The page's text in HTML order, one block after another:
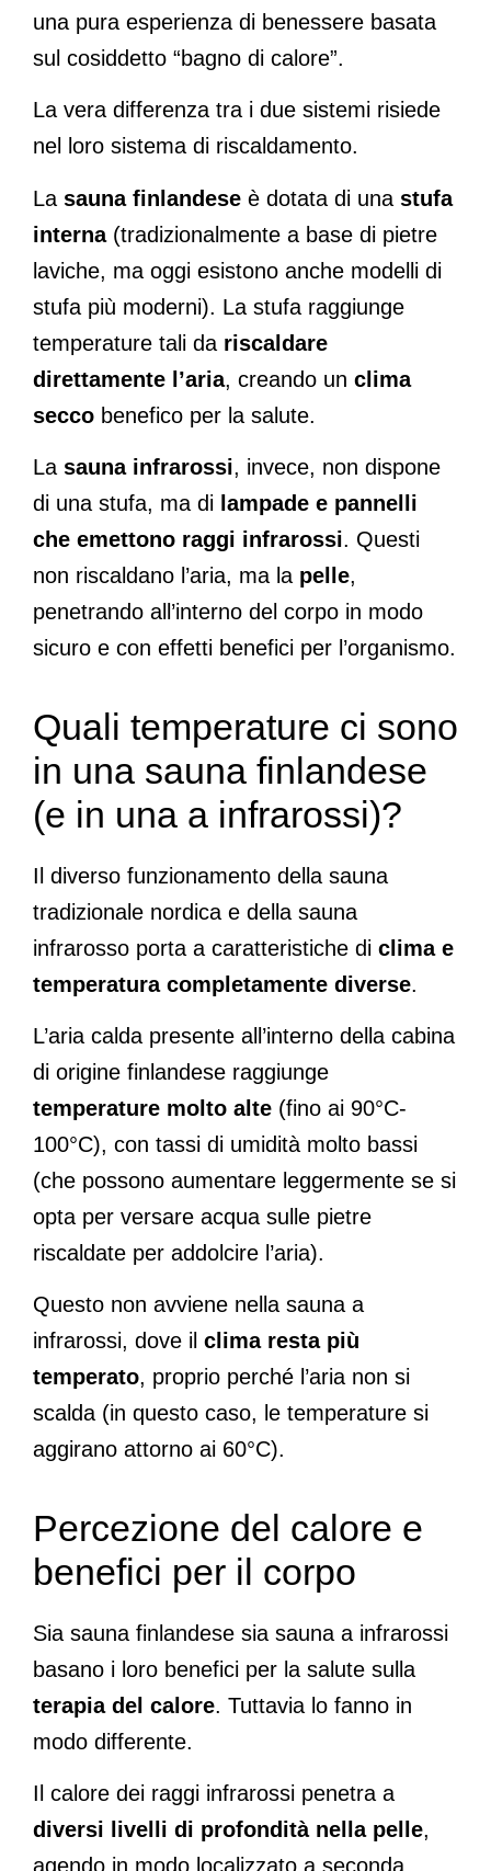
una pura esperienza di benessere basata
sul cosiddetto “bagno di calore”.
La vera differenza tra i due sistemi risiede
nel loro sistema di riscaldamento.
La sauna finlandese è dotata di una stufa
interna(tradizionalmente a base di pietre
laviche, ma oggi esistono anche modelli di
stufa più moderni). La stufa raggiunge
temperature tali da riscaldare
direttamente l’aria, creando un clima
secco benefico per la salute.
La sauna infrarossi, invece, non dispone
di una stufa, ma di lampade e pannelli
che emettono raggi infrarossi. Questi
non riscaldano l’aria, ma la pelle,
penetrando all’interno del corpo in modo
sicuro e con effetti benefici per l’organismo.
Quali temperature ci sono
in una sauna finlandese
(e in una a infrarossi)?
Il diverso funzionamento della sauna
tradizionale nordica e della sauna
infrarosso porta a caratteristiche di clima e
temperatura completamente diverse.
L’aria calda presente all’interno della cabina
di origine finlandese raggiunge
temperature molto alte (fino ai 90°C-
100°C), con tassi di umidità molto bassi
(che possono aumentare leggermente se si
opta per versare acqua sulle pietre
riscaldate per addolcire l’aria).
Questo non avviene nella sauna a
infrarossi, dove il clima resta più
temperato, proprio perché l’aria non si
scalda (in questo caso, le temperature si
aggirano attorno ai 60°C).
Percezione del calore e
benefici per il corpo
Sia sauna finlandese sia sauna a infrarossi
basano i loro benefici per la salute sulla
terapia del calore. Tuttavia lo fanno in
modo differente.
Il calore dei raggi infrarossi penetra a
diversi livelli di profondità nella pelle,
agendo in modo localizzato a seconda